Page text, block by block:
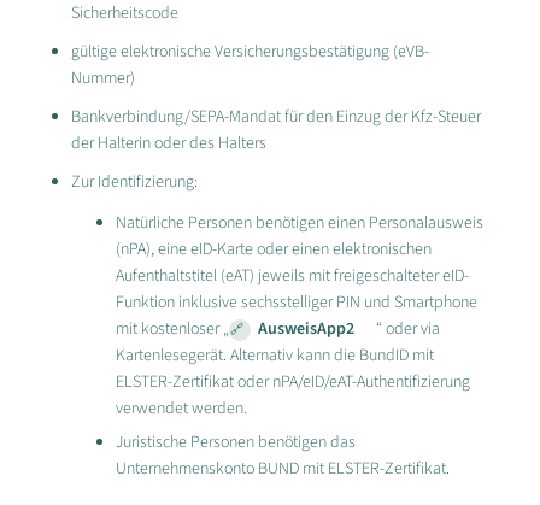
Sicherheitscode
gültige elektronische Versicherungsbestätigung (eVB-
Nummer)
Bankverbindung/SEPA-Mandat für den Einzug der Kfz-Steuer
der Halterin oder des Halters
Zur Identifizierung:
Natürliche Personen benötigen einen Personalausweis
(nPA), eine eID-Karte oder einen elektronischen
Aufenthaltstitel (eAT) jeweils mit freigeschalteter eID-
Funktion inklusive sechsstelliger PIN und Smartphone
mit kostenloser „
AusweisApp2
“ oder via
Kartenlesegerät. Alternativ kann die BundID mit
ELSTER-Zertifikat oder nPA/eID/eAT-Authentifizierung
verwendet werden.
Juristische Personen benötigen das
Unternehmenskonto BUND mit ELSTER-Zertifikat.